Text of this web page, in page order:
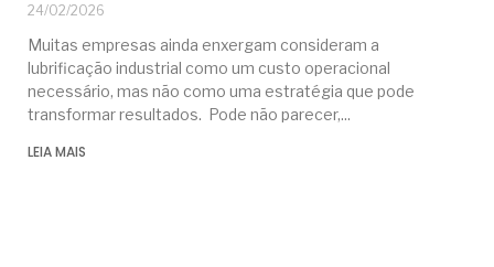
24/02/2026
Muitas empresas ainda enxergam consideram a
lubrificação industrial como um custo operacional
necessário, mas não como uma estratégia que pode
transformar resultados. Pode não parecer,
LEIA MAIS